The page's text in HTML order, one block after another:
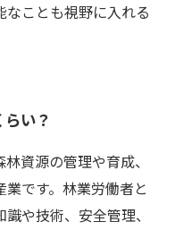
ことも視野に入れる
い？
資源の管理や育成、
です。林業労働者と
や技術、安全管理、